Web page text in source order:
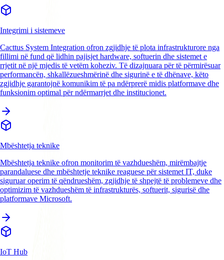
Integrimi i sistemeve
Cacttus System Integration ofron zgjidhje të plota infrastrukturore nga
fillimi në fund që lidhin pajisjet hardware, softuerin dhe sistemet e
rrjetit në një mjedis të vetëm koheziv. Të dizajnuara për të përmirësuar
performancën, shkallëzueshmërinë dhe sigurinë e të dhënave, këto
zgjidhje garantojnë komunikim të pa ndërprerë midis platformave dhe
funksionim optimal për ndërmarrjet dhe institucionet.
Mbështetja teknike
Mbështetja teknike ofron monitorim të vazhdueshëm, mirëmbajtje
parandaluese dhe mbështetje teknike reaguese për sistemet IT, duke
siguruar operim të qëndrueshëm, zgjidhje të shpejtë të problemeve dhe
optimizim të vazhdueshëm të infrastrukturës, softuerit, sigurisë dhe
platformave Microsoft.
IoT Hub